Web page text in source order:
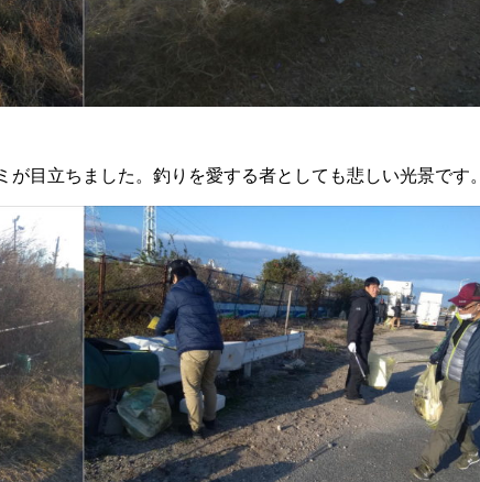
目立ちました。釣りを愛する者としても悲しい光景です。